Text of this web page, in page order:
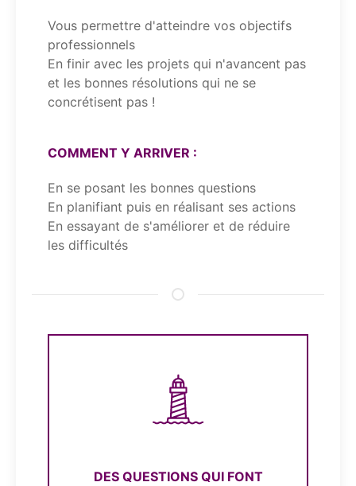
Vous permettre d'atteindre vos objectifs
professionnels
En finir avec les projets qui n'avancent pas
et les bonnes résolutions qui ne se
concrétisent pas !
COMMENT Y ARRIVER :
En se posant les bonnes questions
En planifiant puis en réalisant ses actions
En essayant de s'améliorer et de réduire
les difficultés
DES QUESTIONS QUI FONT